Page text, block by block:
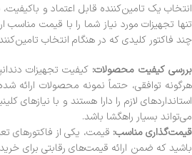
انتخاب یک تامین‌کننده قابل اعتماد و
تنها تجهیزات مورد نیاز شما را با قیمت
چند فاکتور کلیدی که در هنگام انتخاب
بررسی کیفیت محصولات: کیفیت تجهیزات
هرگونه توافقی، حتماً نمونه محصولات ارائه
استانداردهای لازم را دارا هستند و با
می‌تواند بسیار راهگشا باشد.
قیمت‌گذاری مناسب: قیمت، یکی از فاکتورهای
باشید که ضمن ارائه قیمت‌های رقابتی برای